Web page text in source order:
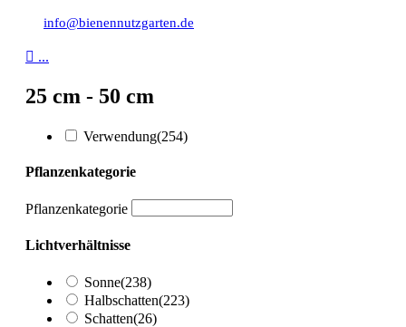
info@bienennutzgarten.de
 ...
25 cm - 50 cm
Verwendung(254)
Pflanzenkategorie
Pflanzenkategorie
Lichtverhältnisse
Sonne(238)
Halbschatten(223)
Schatten(26)